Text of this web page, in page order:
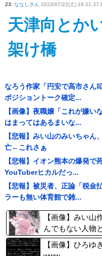
23: ななしさん 2023/07/22(土)
天津向とか
架け橋
なろう作家「円安で高市さん
ポジショントーク確定...
【画像】夜職嬢「これが嫌
はまってはあるまいな...
【悲報】みい山のみいちゃん
亡←これさぁ
【悲報】イオン熊本の爆発で
YouTuberヒカルだっ...
【悲報】被災者、正論「税金
ラーも無い体育館で雑...
【画像】みい山
んでもない人物
【画像】ひろ